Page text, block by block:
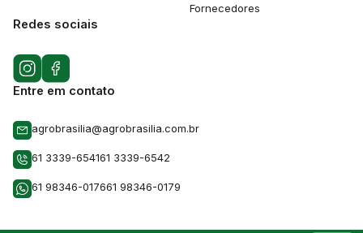
Fornecedores
Redes sociais
Entre em contato
agrobrasilia@agrobrasilia.com.br
61 3339-654161 3339-6542
61 98346-017661 98346-0179